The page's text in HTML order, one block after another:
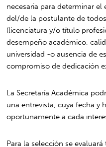
necesaria para determinar
del/de la postulante de
(licenciatura y/o título
desempeño académico,
universidad -o ausencia de
compromiso de dedicación
La Secretaría Académica
una entrevista, cuya fecha y
oportunamente a cada
Para la selección se